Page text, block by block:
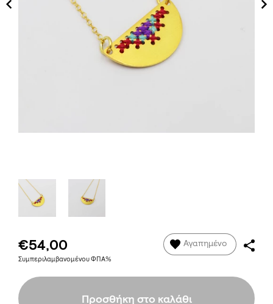
€54,00
Συμπεριλαμβανομένου ΦΠΑ%
Αγαπημένο
Προσθήκη στο καλάθι